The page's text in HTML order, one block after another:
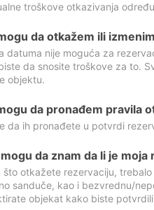
troškove otkazivanja
da otkažem ili
datuma nije moguća za
da snosite troškove za to.
objektu.
da pronađem pravila
da ih pronađete u potvrdi
da znam da li je
što otkažete rezervaciju,
sanduče, kao i bezvrednu/
objekat kako biste